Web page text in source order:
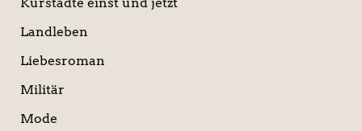
Landleben
Liebesroman
Militär
Mode